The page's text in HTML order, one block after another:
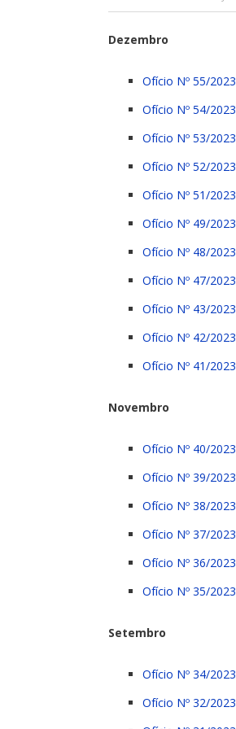
Dezembro
Ofício Nº 55/2023
Ofício Nº 54/2023
Ofício Nº 53/2023
Ofício Nº 52/2023
Ofício Nº 51/2023
Ofício Nº 49/2023
Ofício Nº 48/2023
Ofício Nº 47/2023
Ofício Nº 43/2023
Ofício Nº 42/2023
Ofício Nº 41/2023
Novembro
Ofício Nº 40/2023
Ofício Nº 39/2023
Ofício Nº 38/2023
Ofício Nº 37/2023
Ofício Nº 36/2023
Ofício Nº 35/2023
Setembro
Ofício Nº 34/2023
Ofício Nº 32/2023